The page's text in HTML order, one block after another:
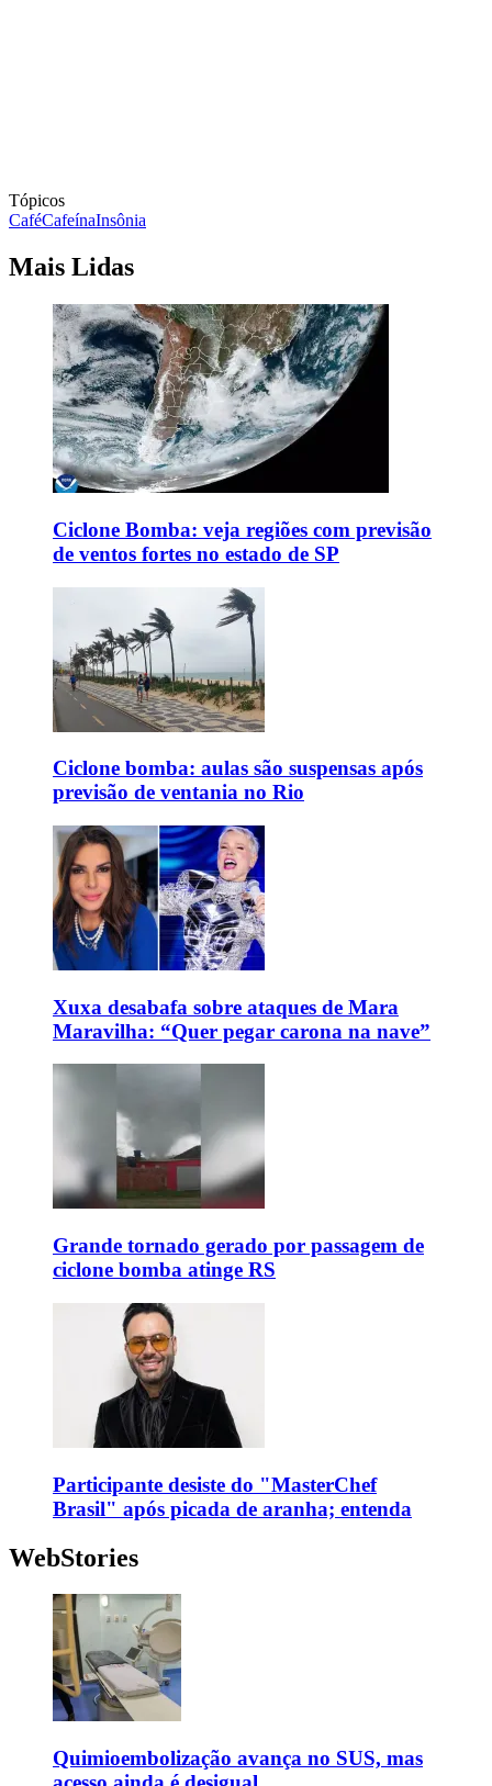
Tópicos
CaféCafeínaInsônia
Mais Lidas
Ciclone Bomba: veja regiões com previsão
de ventos fortes no estado de SP
Ciclone bomba: aulas são suspensas após
previsão de ventania no Rio
Xuxa desabafa sobre ataques de Mara
Maravilha: “Quer pegar carona na nave”
Grande tornado gerado por passagem de
ciclone bomba atinge RS
Participante desiste do "MasterChef
Brasil" após picada de aranha; entenda
WebStories
Quimioembolização avança no SUS, mas